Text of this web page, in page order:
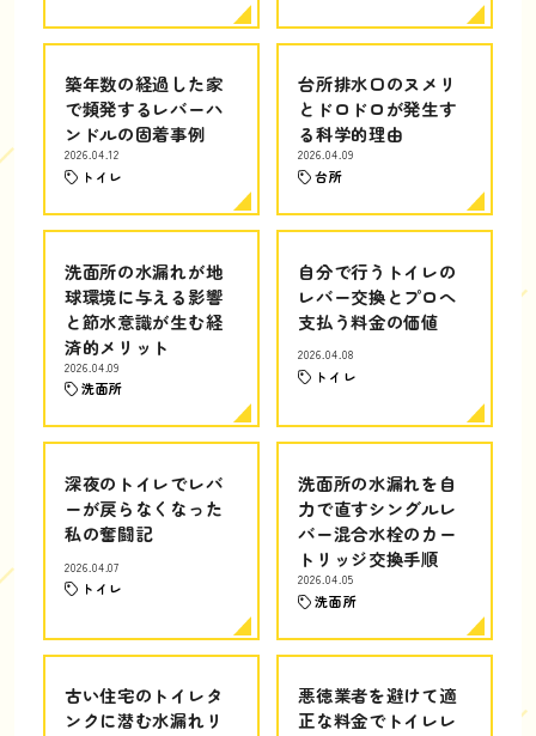
築年数の経過した家
で頻発するレバーハ
ンドルの固着事例
2026.04.12
トイレ
台所排水口のヌメリ
とドロドロが発生す
る科学的理由
2026.04.09
台所
洗面所の水漏れが地
球環境に与える影響
と節水意識が生む経
済的メリット
2026.04.09
洗面所
自分で行うトイレの
レバー交換とプロへ
支払う料金の価値
2026.04.08
トイレ
深夜のトイレでレバ
ーが戻らなくなった
私の奮闘記
2026.04.07
トイレ
洗面所の水漏れを自
力で直すシングルレ
バー混合水栓のカー
トリッジ交換手順
2026.04.05
洗面所
古い住宅のトイレタ
ンクに潜む水漏れリ
悪徳業者を避けて適
正な料金でトイレレ